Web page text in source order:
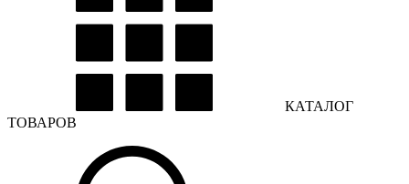
КАТАЛОГ
ТОВАРОВ